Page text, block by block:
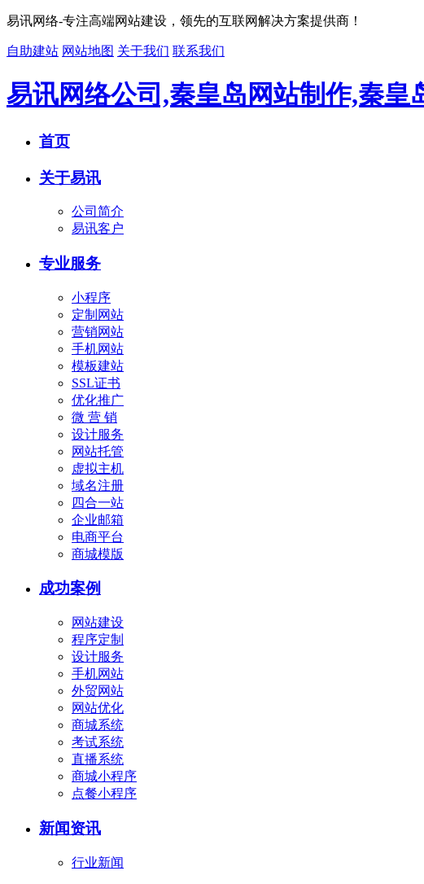
易讯网络-专注高端网站建设，领先的互联网解决方案提供商！
自助建站 网站地图 关于我们 联系我们
易讯网络公司,秦皇岛网站制作,秦
首页
关于易讯
公司简介
易讯客户
专业服务
小程序
定制网站
营销网站
手机网站
模板建站
SSL证书
优化推广
微 营 销
设计服务
网站托管
虚拟主机
域名注册
四合一站
企业邮箱
电商平台
商城模版
成功案例
网站建设
程序定制
设计服务
手机网站
外贸网站
网站优化
商城系统
考试系统
直播系统
商城小程序
点餐小程序
新闻资讯
行业新闻